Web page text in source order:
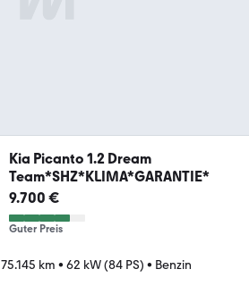
Kia Picanto 1.2 Dream
Team*SHZ*KLIMA*GARANTIE*
9.700 €
Guter Preis
75.145 km • 62 kW (84 PS) • Benzin